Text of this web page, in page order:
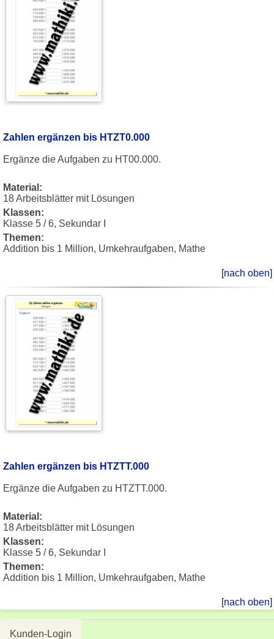
Zahlen ergänzen bis HTZT0.000
Ergänze die Aufgaben zu HT00.000.
Material:
18 Arbeitsblätter mit Lösungen
Klassen:
Klasse 5 / 6, Sekundar I
Themen:
Addition bis 1 Million, Umkehraufgaben, Mathe
[nach oben]
Zahlen ergänzen bis HTZTT.000
Ergänze die Aufgaben zu HTZTT.000.
Material:
18 Arbeitsblätter mit Lösungen
Klassen:
Klasse 5 / 6, Sekundar I
Themen:
Addition bis 1 Million, Umkehraufgaben, Mathe
[nach oben]
Kunden-Login